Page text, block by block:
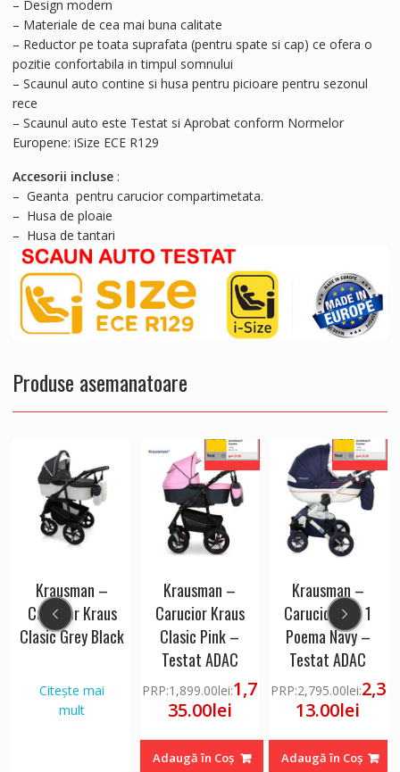
– Design modern
– Materiale de cea mai buna calitate
– Reductor pe toata suprafata (pentru spate si cap) ce ofera o
pozitie confortabila in timpul somnului
– Scaunul auto contine si husa pentru picioare pentru sezonul
rece
– Scaunul auto este Testat si Aprobat conform Normelor
Europene: iSize ECE R129
Accesorii incluse:
– Geanta pentru carucior compartimetata.
– Husa de ploaie
– Husa de tantari
Produse asemanatoare
Krausman –
Carucior Kraus
Clasic Grey Black
Citește mai
mult
Krausman –
Carucior Kraus
Clasic Pink –
Testat ADAC
PRP:1,899.00lei:1,7
35.00lei
Adaugă în Coș
Krausman –
Carucior 3 in 1
Poema Navy –
Testat ADAC
PRP:2,795.00lei:2,3
13.00lei
Adaugă în Coș